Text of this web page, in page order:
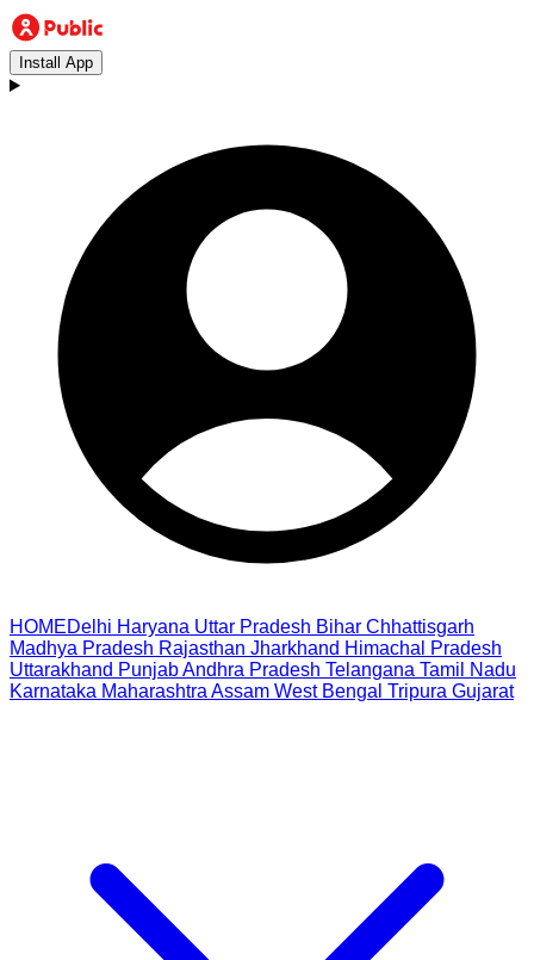
Install App
HOMEDelhi Haryana Uttar Pradesh Bihar Chhattisgarh
Madhya Pradesh Rajasthan Jharkhand Himachal Pradesh
Uttarakhand PunjabAndhra Pradesh Telangana Tamil Nadu
Karnataka Maharashtra Assam West Bengal Tripura Gujarat